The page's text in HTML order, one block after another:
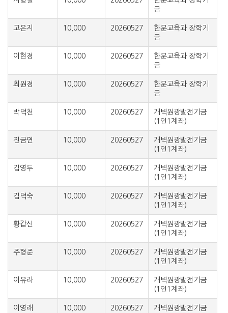
금
고은지 10,000 20260527
한문교육과 장학기
금
이현경 10,000 20260527
한문교육과 장학기
금
최원경 10,000 20260527
한문교육과 장학기
금
박덕천 10,000 20260527
개벽원광발전기금
(1인1계좌)
진금연 10,000 20260527
개벽원광발전기금
(1인1계좌)
김영두 10,000 20260527
개벽원광발전기금
(1인1계좌)
김덕숙 10,000 20260527
개벽원광발전기금
(1인1계좌)
황갑신 10,000 20260527
개벽원광발전기금
(1인1계좌)
주형준 10,000 20260527
개벽원광발전기금
(1인1계좌)
이유라 10,000 20260527
개벽원광발전기금
(1인1계좌)
이영래 10,000 20260527
개벽원광발전기금